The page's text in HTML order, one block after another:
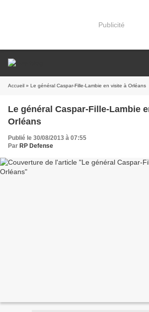
Publicité
Accueil » Le général Caspar-Fille-Lambie en visite à Orléans
Le général Caspar-Fille-Lambie
Orléans
Publié le 30/08/2013 à 07:55
Par RP Defense